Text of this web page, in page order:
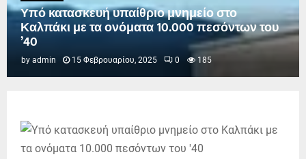
Υπό κατασκευή υπαίθριο μνημείο στο
Καλπάκι με τα ονόματα 10.000 πεσόντων του
’40
by admin 15 Φεβρουαρίου, 2025 0 185